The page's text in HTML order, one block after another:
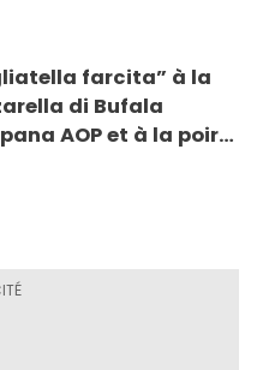
farcita” à la
di Bufala
AOP et à la poire